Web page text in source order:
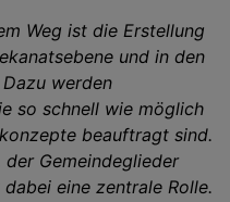
Weg ist die Erstellung
und in den
werden
so schnell wie möglich
beauftragt sind.
Gemeindeglieder
eine zentrale Rolle.